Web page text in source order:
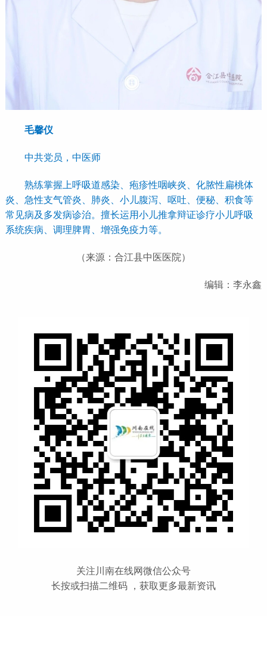
毛馨仪
中共党员，中医师
熟练掌握上呼吸道感染、疱疹性咽峡炎、化脓性扁桃体
炎、急性支气管炎、肺炎、小儿腹泻、呕吐、便秘、积食等
常见病及多发病诊治。擅长运用小儿推拿辩证诊疗小儿呼吸
系统疾病、调理脾胃、增强免疫力等。
（来源：合江县中医医院）
编辑：李永鑫
关注川南在线网微信公众号
长按或扫描二维码 ，获取更多最新资讯